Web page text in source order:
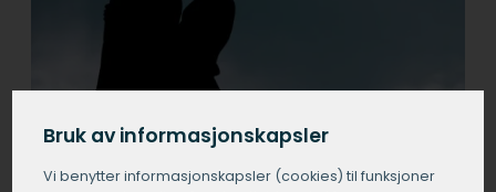
Bruk av informasjonskapsler
Vi benytter informasjons­kapsler (cookies) til funksjoner